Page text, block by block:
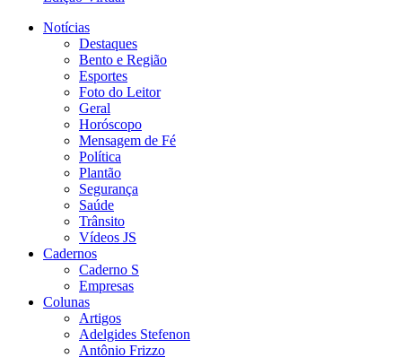
Notícias
Destaques
Bento e Região
Esportes
Foto do Leitor
Geral
Horóscopo
Mensagem de Fé
Política
Plantão
Segurança
Saúde
Trânsito
Vídeos JS
Cadernos
Caderno S
Empresas
Colunas
Artigos
Adelgides Stefenon
Antônio Frizzo